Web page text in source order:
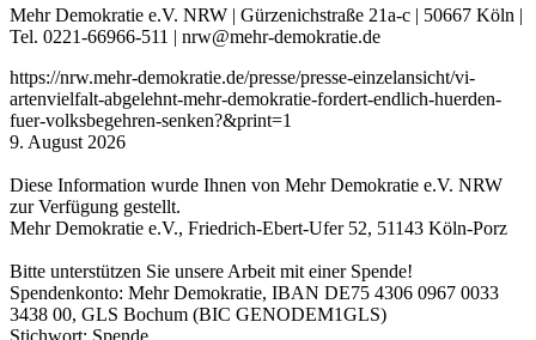
Mehr Demokratie e.V. NRW | Gürzenichstraße 21a-c | 50667 Köln |
Tel. 0221-66966-511 | nrw@mehr-demokratie.de
https://nrw.mehr-demokratie.de/presse/presse-einzelansicht/vi-
artenvielfalt-abgelehnt-mehr-demokratie-fordert-endlich-huerden-
fuer-volksbegehren-senken?&print=1
9. August 2026
Diese Information wurde Ihnen von Mehr Demokratie e.V. NRW
zur Verfügung gestellt.
Mehr Demokratie e.V., Friedrich-Ebert-Ufer 52, 51143 Köln-Porz
Bitte unterstützen Sie unsere Arbeit mit einer Spende!
Spendenkonto: Mehr Demokratie, IBAN DE75 4306 0967 0033
3438 00, GLS Bochum (BIC GENODEM1GLS)
Stichwort: Spende